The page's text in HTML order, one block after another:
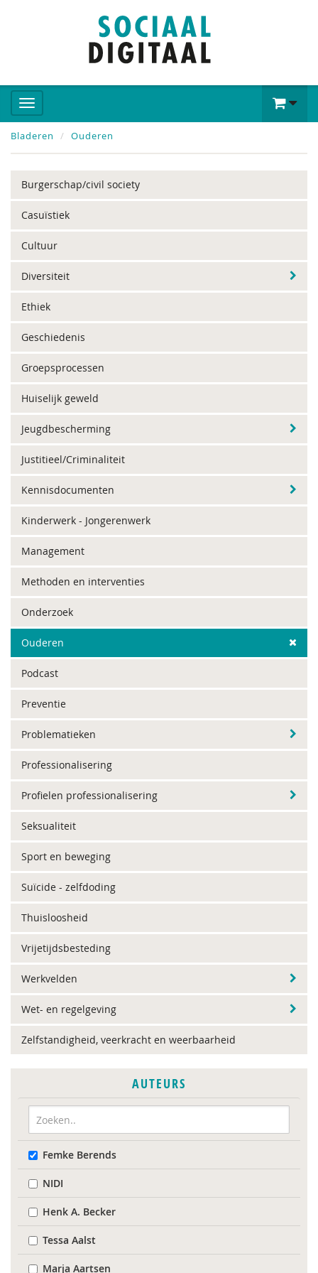
Bladeren Ouderen
Burgerschap/civil society
Casuïstiek
Cultuur
Diversiteit
Ethiek
Geschiedenis
Groepsprocessen
Huiselijk geweld
Jeugdbescherming
Justitieel/Criminaliteit
Kennisdocumenten
Kinderwerk - Jongerenwerk
Management
Methoden en interventies
Onderzoek
Ouderen
Podcast
Preventie
Problematieken
Professionalisering
Profielen professionalisering
Seksualiteit
Sport en beweging
Suïcide - zelfdoding
Thuisloosheid
Vrijetijdsbesteding
Werkvelden
Wet- en regelgeving
Zelfstandigheid, veerkracht en weerbaarheid
AUTEURS
Femke Berends
NIDI
Henk A. Becker
Tessa Aalst
Marja Aartsen